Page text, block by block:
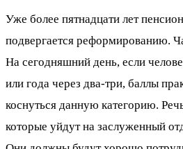
Уже более пятнадцати лет
подвергается реформированию.
На сегодняшний день, если
или года через два-три, баллы
коснуться данную категорию.
которые уйдут на заслуженный